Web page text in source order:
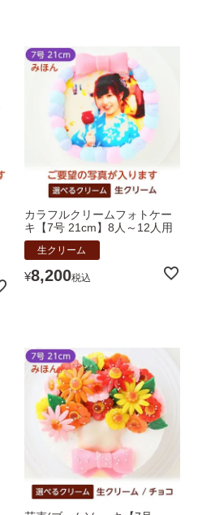
カラフルクリームフォトケー
キ【7号 21cm】8人～12人用
生クリーム
¥8,200税込